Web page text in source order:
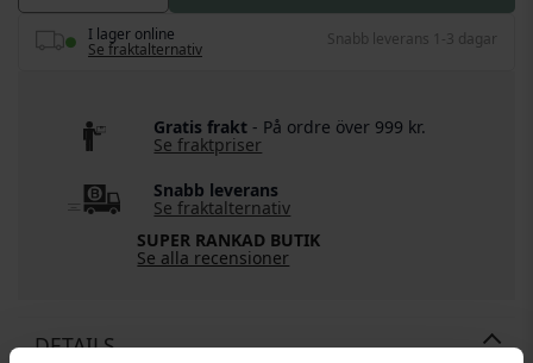
DETAILS
I lager online
Se fraktalternativ
Snabb leverans 1-3 dagar
Gratis frakt - På ordre över 999 kr.
Se fraktpriser
Snabb leverans
Se fraktalternativ
SUPER RANKAD BUTIK
Se alla recensioner